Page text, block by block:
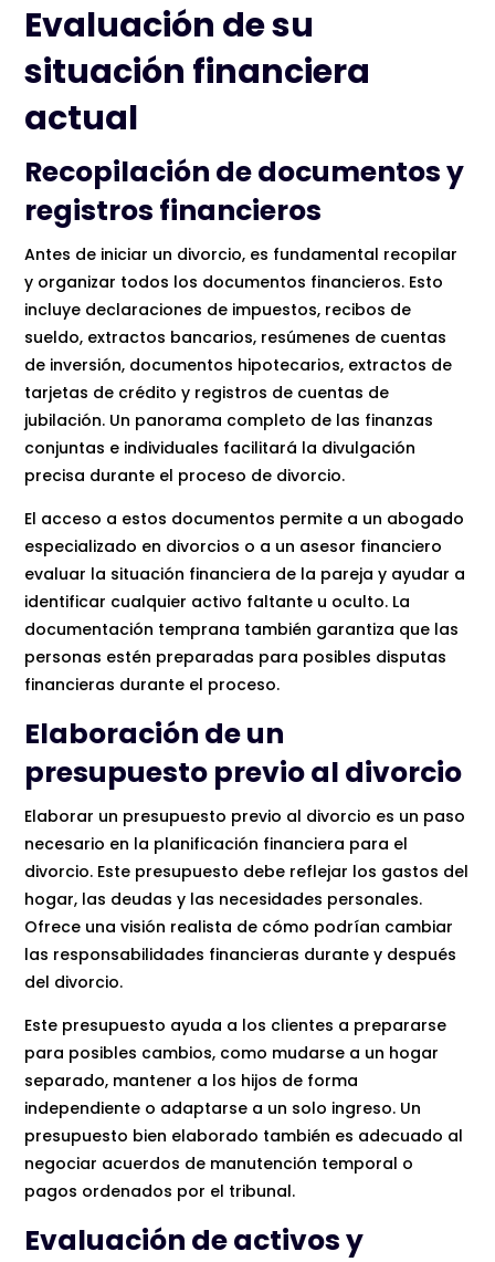
Evaluación de su
situación financiera
actual
Recopilación de documentos y
registros financieros
Antes de iniciar un divorcio, es fundamental recopilar
y organizar todos los documentos financieros. Esto
incluye declaraciones de impuestos, recibos de
sueldo, extractos bancarios, resúmenes de cuentas
de inversión, documentos hipotecarios, extractos de
tarjetas de crédito y registros de cuentas de
jubilación. Un panorama completo de las finanzas
conjuntas e individuales facilitará la divulgación
precisa durante el proceso de divorcio.
El acceso a estos documentos permite a un abogado
especializado en divorcios o a un asesor financiero
evaluar la situación financiera de la pareja y ayudar a
identificar cualquier activo faltante u oculto. La
documentación temprana también garantiza que las
personas estén preparadas para posibles disputas
financieras durante el proceso.
Elaboración de un
presupuesto previo al divorcio
Elaborar un presupuesto previo al divorcio es un paso
necesario en la planificación financiera para el
divorcio. Este presupuesto debe reflejar los gastos del
hogar, las deudas y las necesidades personales.
Ofrece una visión realista de cómo podrían cambiar
las responsabilidades financieras durante y después
del divorcio.
Este presupuesto ayuda a los clientes a prepararse
para posibles cambios, como mudarse a un hogar
separado, mantener a los hijos de forma
independiente o adaptarse a un solo ingreso. Un
presupuesto bien elaborado también es adecuado al
negociar acuerdos de manutención temporal o
pagos ordenados por el tribunal.
Evaluación de activos y